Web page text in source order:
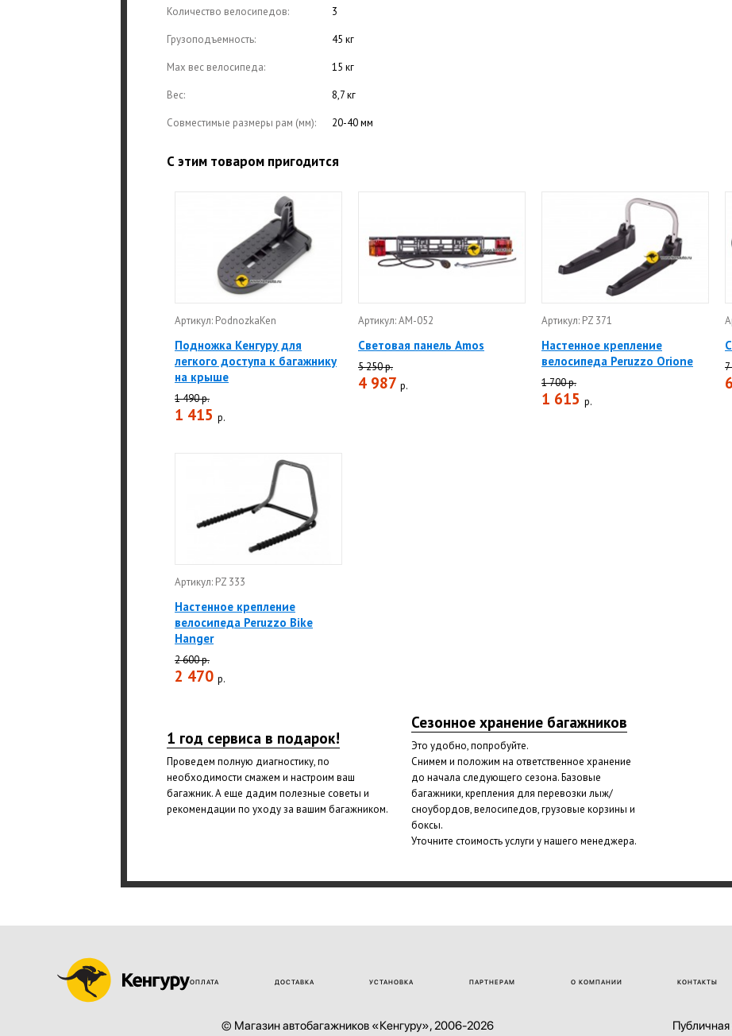
Количество велосипедов: 3
Грузоподъемность: 45 кг
Max вес велосипеда: 15 кг
Вес: 8,7 кг
Совместимые размеры рам (мм): 20-40 мм
С этим товаром пригодится
Артикул: PodnozkaKen
Подножка Кенгуру для
легкого доступа к багажнику
на крыше
1 490 р.
1 415 р.
Артикул: АМ-052
Световая панель Amos
5 250 р.
4 987 р.
Артикул: PZ 371
Настенное крепление
велосипеда Peruzzo Orione
1 700 р.
1 615 р.
Артикул: PZ 333
Настенное крепление
велосипеда Peruzzo Bike
Hanger
2 600 р.
2 470 р.
1 год сервиса в подарок!
Проведем полную диагностику, по
необходимости смажем и настроим ваш
багажник. А еще дадим полезные советы и
рекомендации по уходу за вашим багажником.
Сезонное хранение багажников
Это удобно, попробуйте.
Снимем и положим на ответственное хранение
до начала следующего сезона. Базовые
багажники, крепления для перевозки лыж/
сноубордов, велосипедов, грузовые корзины и
боксы.
Уточните стоимость услуги у нашего менеджера.
ОПЛАТА ДОСТАВКА УСТАНОВКА ПАРТНЕРАМ О КОМПАНИИ КОНТАКТЫ
© Магазин автобагажников «Кенгуру», 2006-2026